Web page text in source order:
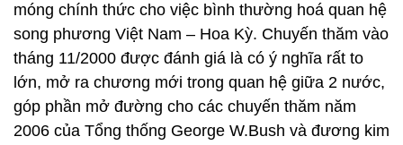
móng chính thức cho việc bình thường hoá quan hệ
song phương Việt Nam – Hoa Kỳ. Chuyến thăm vào
tháng 11/2000 được đánh giá là có ý nghĩa rất to
lớn, mở ra chương mới trong quan hệ giữa 2 nước,
góp phần mở đường cho các chuyến thăm năm
2006 của Tổng thống George W.Bush và đương kim